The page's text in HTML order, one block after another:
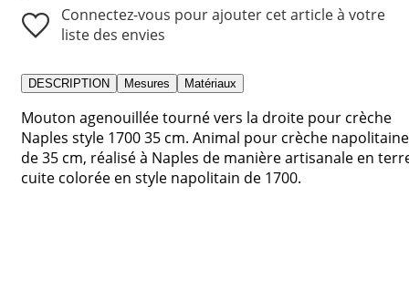
Connectez-vous pour ajouter cet article à votre
liste des envies
DESCRIPTION Mesures Matériaux
Mouton agenouillée tourné vers la droite pour crèche
Naples style 1700 35 cm. Animal pour crèche napolitaine
de 35 cm, réalisé à Naples de manière artisanale en
cuite colorée en style napolitain de 1700.